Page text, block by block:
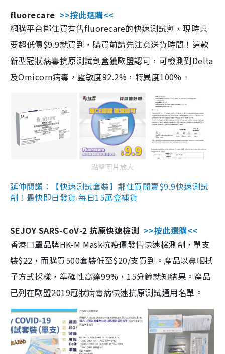
fluorecare >>按此選購<<
網購平台鄰住買有售fluorecare的快速測試劑，現時只
要超低價$9.9就買到，購買前請先注意送貨時間！這款
新型冠狀病毒抗原測試劑盒獲歐盟認可，可檢測到Delta
及Omicorn病毒，靈敏度92.2%，特異度100%。
點擊圖片放大
延伸閱讀：【快速測試套裝】鄰住買開賣$9.9快速測試
劑！最快即日發貨 每日15萬盒補貨
SEJOY SARS-CoV-2 抗原快速檢測 >>按此選購<<
香港口罩品牌HK-M Mask抗疫價發售快速檢測劑，單支
裝$22，而購買500套裝低至$20/支買到。產品以鼻咽拭
子方式採樣，準確性高達99%，15分鐘就知結果。產品
已列在歐盟2019冠狀病毒病快速抗原測試通用名單。